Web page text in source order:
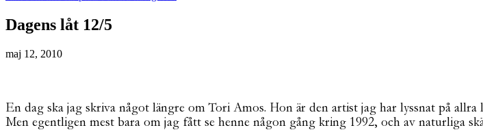
Dagens låt 12/5
maj 12, 2010
En dag ska jag skriva något längre om Tori Amos. Hon är den artist jag har lyssnat på
Men egentligen mest bara om jag fått se henne någon gång kring 1992, och av naturliga